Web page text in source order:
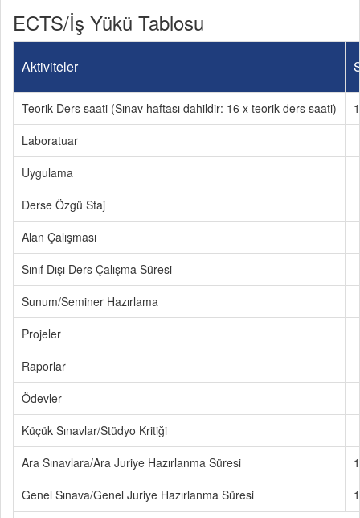
ECTS/İş Yükü Tablosu
Aktiviteler
Teorik Ders saati (Sınav haftası dahildir: 16 x teorik ders saati)
Laboratuar
Uygulama
Derse Özgü Staj
Alan Çalışması
Sınıf Dışı Ders Çalışma Süresi
Sunum/Seminer Hazırlama
Projeler
Raporlar
Ödevler
Küçük Sınavlar/Stüdyo Kritiği
Ara Sınavlara/Ara Juriye Hazırlanma Süresi
1
Genel Sınava/Genel Juriye Hazırlanma Süresi
1